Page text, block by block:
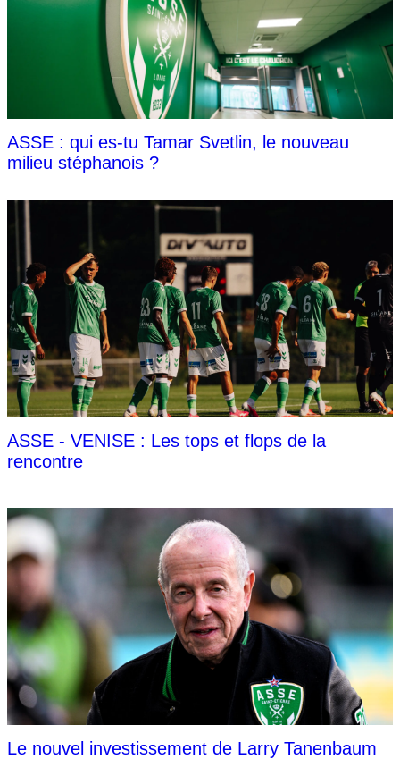
ASSE : qui es-tu Tamar Svetlin, le nouveau
milieu stéphanois ?
ASSE - VENISE : Les tops et flops de la
rencontre
Le nouvel investissement de Larry Tanenbaum